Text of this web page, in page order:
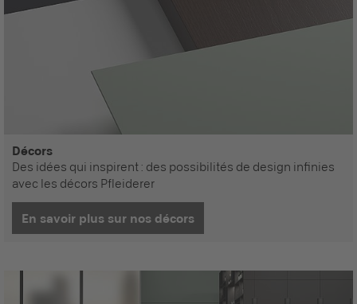
Décors
Des idées qui inspirent : des possibilités de design infinies
avec les décors Pfleiderer
En savoir plus sur nos décors